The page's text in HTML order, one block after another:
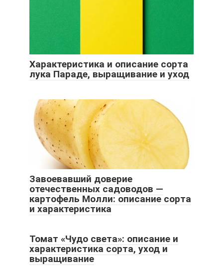
Характеристика и описание сорта
лука Параде, выращивание и уход
Завоевавший доверие
отечественных садоводов —
картофель Молли: описание сорта
и характеристика
Томат «Чудо света»: описание и
характеристика сорта, уход и
выращивание